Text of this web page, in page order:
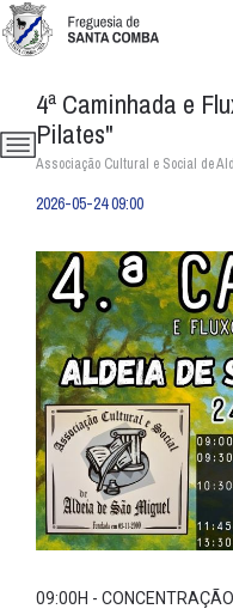
4ª Caminhada e
Pilates"
Associação Cultural e Social de
2026-05-24 09:00
09:00H -